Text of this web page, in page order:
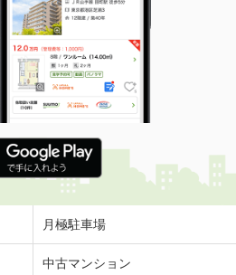
4万円
馬県館林市富士原町
野
万円
馬県邑楽郡邑楽町大字中野
野
月極駐車場
中古マンション